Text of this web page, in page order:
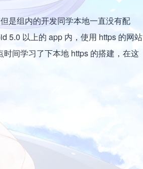
是组内的开发同学本地一直没有配
5.0 以上的 app 内，使用 https 的网站
间学习了下本地 https 的搭建，在这